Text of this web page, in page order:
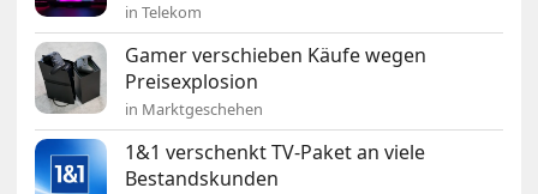
in Telekom
Gamer verschieben Käufe wegen
Preisexplosion
in Marktgeschehen
1&1 verschenkt TV-Paket an viele
Bestandskunden